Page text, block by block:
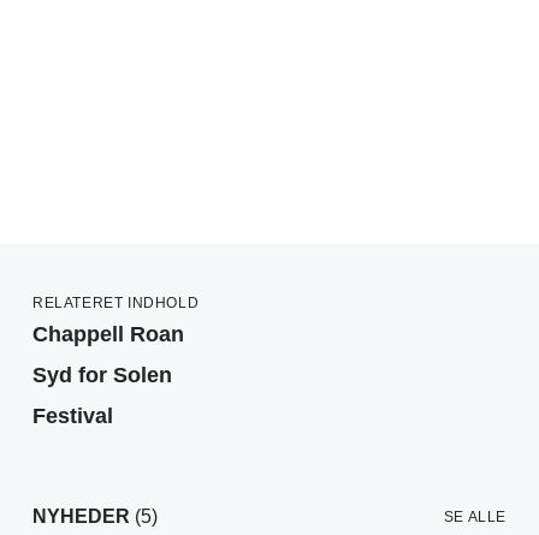
RELATERET INDHOLD
Chappell Roan
Syd for Solen
Festival
NYHEDER (5) SE ALLE